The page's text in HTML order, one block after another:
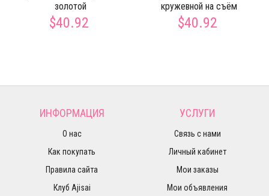
золотой
$40.92
кружевной на съём
$40.92
ИНФОРМАЦИЯ
О нас
Как покупать
Правила сайта
Клуб Ajisai
УСЛУГИ
Связь с нами
Личный кабинет
Мои заказы
Мои объявления